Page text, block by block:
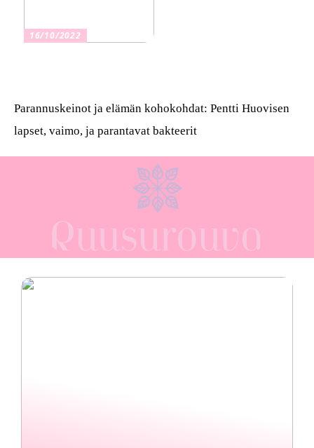
16/10/2022
Parannuskeinot ja elämän kohokohdat: Pentti Huovisen
lapset, vaimo, ja parantavat bakteerit